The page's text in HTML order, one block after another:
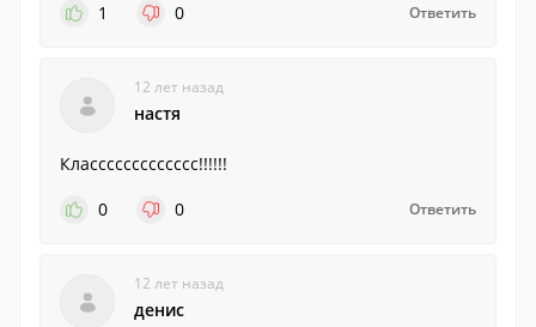
1
0 Ответить
12 лет назад
настя
Классссссссссссс!!!!!!
0
0 Ответить
12 лет назад
денис